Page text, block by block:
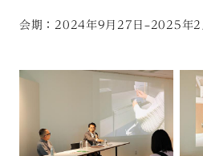
会期：2024年9月27日–2025年2